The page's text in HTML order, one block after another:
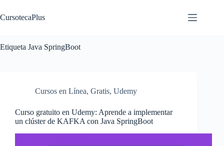
al
contenido
CursotecaPlus
Etiqueta Java SpringBoot
Cursos en Línea, Gratis, Udemy
Curso gratuito en Udemy: Aprende a implementar
un clúster de KAFKA con Java SpringBoot